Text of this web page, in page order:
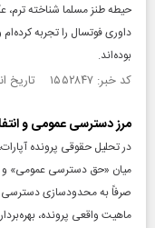
حیطه طنز مسلما شناخته ترم،
داوری فوتسال را تجربه
بوده‌اند.
کد خبر: ۱۵۵۲۸۴۷ تاریخ انتشار : ۱۴۰۵/۰۲/۲۹
مرز دسترسی عمومی و
در تحلیل حقوقی پرونده
میان «حق دسترسی عمومی» و
صرفاً به محدودسازی دسترسی
ماهیت واقعی پرونده،